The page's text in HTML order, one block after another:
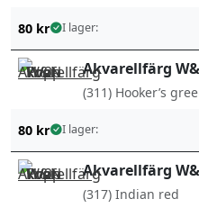
80 kr I lager:
Akvarellfärg
(311) Hooker’s
80 kr I lager:
Akvarellfärg
(317) Indian red